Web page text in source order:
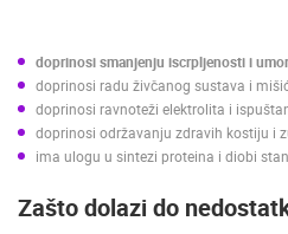
doprinosi smanjenju iscrpljenosti i
doprinosi radu živčanog sustava i
doprinosi ravnoteži elektrolita i
doprinosi održavanju zdravih kostiju i
ima ulogu u sintezi proteina i diobi
Zašto dolazi do